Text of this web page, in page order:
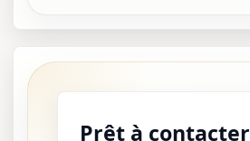
Prêt à